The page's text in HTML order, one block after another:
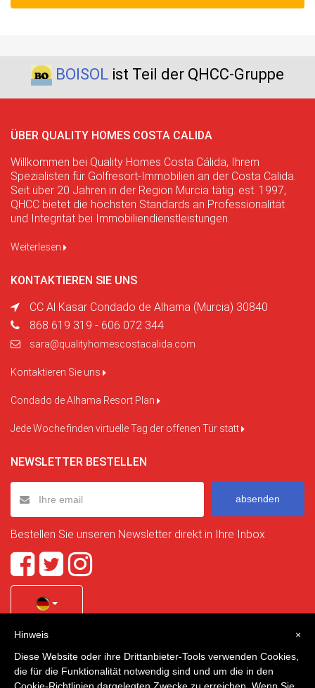
BOISOL ist Teil der QHCC-Gruppe
ÜBER QUALITY HOMES COSTA CALIDA
Willkommen bei Quality Homes Costa Cálida, Ihrem
Spezialisten für Golfresort-Immobilien an der Costa Calida.
Seit über 20 Jahren in der Region Murcia tätig. est. 1997,
QHCC bietet die höchsten Standards an Professionalität
und Integrität bei Immobiliendienstleistungen.
Weiterlesen
KONTAKTIEREN SIE UNS
CC Al Kasar Condado de Alhama (Murcia) 30840
868 619 319 - 606 072 344
sara@qualityhomescostacalida.com
Kontaktieren Sie uns
Condado de Alhama Resort Plan
Jede Woche finden virtuelle Tag der offenen Tür statt
NEWSLETTER BESTELLEN
absenden
Bestellen Sie unseren Newsletter direkt in Ihre Inbox
Quality Homes Costa Calida is a registered trademark of
La Manga Holiday Home SL duly registered with CIF / tax
no. B-30750053 and address: Bella Luz 07-05, 30389 La
×
Hinweis
Diese Website oder ihre Drittanbieter-Tools verwenden Cookies,
die für die Funktionalität notwendig sind und um die in den